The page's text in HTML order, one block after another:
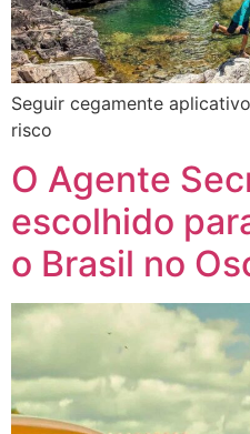
Seguir cegamente
risco
O Agente
escolhido
o Brasil no